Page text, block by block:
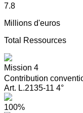
7.8
Millions d'euros
Total Ressources
Mission 4
Contribution
Art. L.2135-11 4°
100%